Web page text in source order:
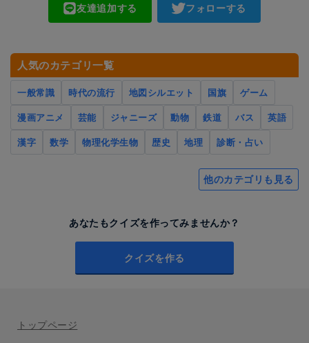
友達追加する フォローする
人気のカテゴリ一覧
一般常識 時代の流行 地図シルエット 国旗
ゲーム
漫画アニメ
芸能 ジャニーズ 動物 鉄道 バス
英語
漢字
数学 物理化学生物 歴史 地理 診断・占い
他のカテゴリも見る
あなたもクイズを作ってみませんか？
クイズを作る
トップページ